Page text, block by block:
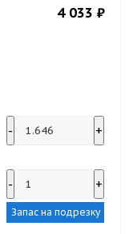
4 033 ₽
- +
- +
Запас на подрезку